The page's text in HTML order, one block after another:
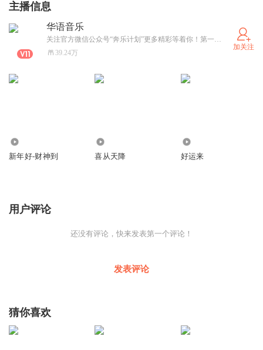
主播信息
华语音乐
关注官方微信公众号“奔乐计划”更多精彩等着你！第一时间发布最新最潮的华语流行音乐，不容错过！
39.24万
加关注
新年好-财神到 喜从天降 好运来
用户评论
还没有评论，快来发表第一个评论！
发表评论
猜你喜欢